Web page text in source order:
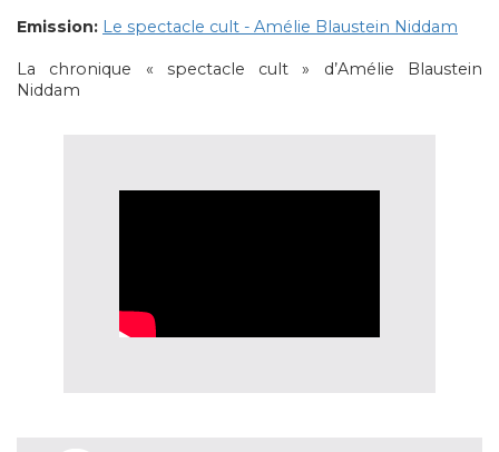
Emission: Le spectacle cult - Amélie Blaustein Niddam
La chronique « spectacle cult » d’Amélie Blaustein
Niddam